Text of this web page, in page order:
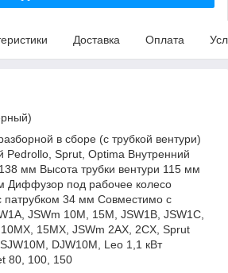
Доставка Оплата
в сборе (с трубкой вентури)
Pedrollo, Sprut, Optima Внутренний
мм Высота трубки вентури 115 мм
под рабочее колесо
патрубком 34 мм Совместимо с
JSWm 10M, 15M, JSW1B, JSW1C,
15MX, JSWm 2AX, 2CX, Sprut
DJW10M, Leo 1,1 кВт
80, 100, 150